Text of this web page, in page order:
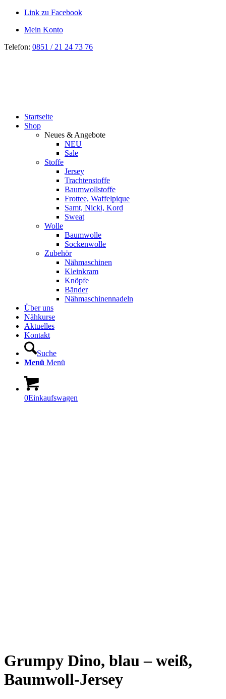
Link zu Facebook
Mein Konto
Telefon: 0851 / 21 24 73 76
Startseite
Shop
Neues & Angebote
NEU
Sale
Stoffe
Jersey
Trachtenstoffe
Baumwollstoffe
Frottee, Waffelpique
Samt, Nicki, Kord
Sweat
Wolle
Baumwolle
Sockenwolle
Zubehör
Nähmaschinen
Kleinkram
Knöpfe
Bänder
Nähmaschinennadeln
Über uns
Nähkurse
Aktuelles
Kontakt
Suche
Menü Menü
0Einkaufswagen
Grumpy Dino, blau – weiß,
Baumwoll-Jersey